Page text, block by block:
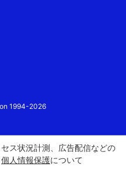
ス状況計測、広告配信などの
個人情報保護について
1994-2026